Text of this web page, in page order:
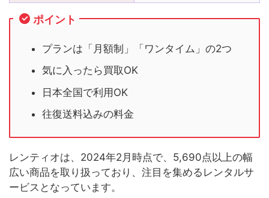
ポイント
プランは「月額制」「ワンタイム」の2つ
気に入ったら買取OK
日本全国で利用OK
往復送料込みの料金
レンティオは、2024年2月時点で、5,690点以上の幅
広い商品を取り扱っており、注目を集めるレンタルサ
ービスとなっています。